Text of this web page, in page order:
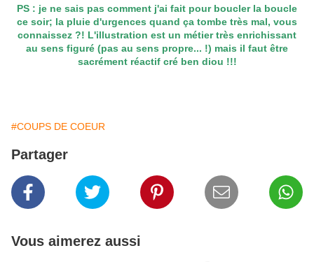
PS : je ne sais pas comment j'ai fait pour boucler la boucle
ce soir; la pluie d'urgences quand ça tombe très mal, vous
connaissez ?! L'illustration est un métier très enrichissant
au sens figuré (pas au sens propre... !) mais il faut être
sacrément réactif cré ben diou !!!
#COUPS DE COEUR
Partager
Vous aimerez aussi